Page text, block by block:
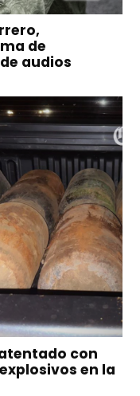
de
audios
con
en la